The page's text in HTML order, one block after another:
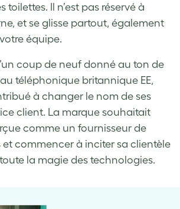
toilettes. Il n’est pas réservé à
et se glisse partout, également
équipe.
coup de neuf donné au ton de
téléphonique britannique EE,
à changer le nom de ses
client. La marque souhaitait
comme un fournisseur de
et commencer à inciter sa clientèle
la magie des technologies.